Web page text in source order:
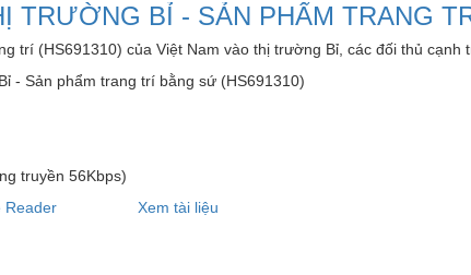
TRƯỜNG BỈ - SẢN PHẨM TRANG
trí (HS691310) của Việt Nam vào thị trường Bỉ, các đối thủ cạnh
- Sản phẩm trang trí bằng sứ (HS691310)
truyền 56Kbps)
Reader Xem tài liệu